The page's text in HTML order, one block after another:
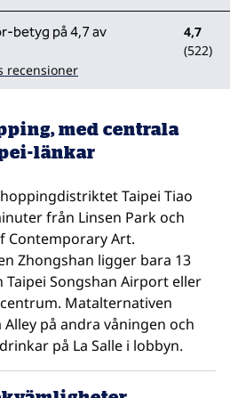
4,7
(522)
recensioner
med centrala
länkar
Taipei Tiao
från Linsen Park och
Contemporary Art.
Zhongshan ligger bara 13
Songshan Airport eller
Matalternativen
på andra våningen och
på La Salle i lobbyn.